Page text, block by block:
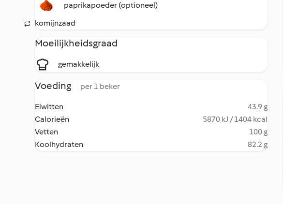
paprikapoeder (optioneel)
komijnzaad
Moeilijkheidsgraad
gemakkelijk
Voeding per 1 beker
Eiwitten
43.9 g
Calorieën
5870 kJ / 1404 kcal
Vetten
100 g
Koolhydraten
82.2 g